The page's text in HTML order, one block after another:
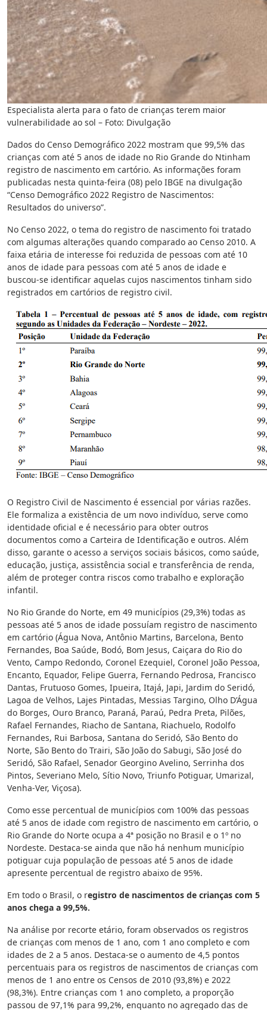
Especialista alerta para o fato de crianças terem maior
vulnerabilidade ao sol – Foto: Divulgação
Dados do Censo Demográfico 2022 mostram que 99,5% das
crianças com até 5 anos de idade no Rio Grande do Ntinham
registro de nascimento em cartório. As informações foram
publicadas nesta quinta-feira (08) pelo IBGE na divulgação
“Censo Demográfico 2022 Registro de Nascimentos:
Resultados do universo”.
No Censo 2022, o tema do registro de nascimento foi tratado
com algumas alterações quando comparado ao Censo 2010. A
faixa etária de interesse foi reduzida de pessoas com até 10
anos de idade para pessoas com até 5 anos de idade e
buscou-se identificar aquelas cujos nascimentos tinham sido
registrados em cartórios de registro civil.
O Registro Civil de Nascimento é essencial por várias razões.
Ele formaliza a existência de um novo indivíduo, serve como
identidade oficial e é necessário para obter outros
documentos como a Carteira de Identificação e outros. Além
disso, garante o acesso a serviços sociais básicos, como saúde,
educação, justiça, assistência social e transferência de renda,
além de proteger contra riscos como trabalho e exploração
infantil.
No Rio Grande do Norte, em 49 municípios (29,3%) todas as
pessoas até 5 anos de idade possuíam registro de nascimento
em cartório (Água Nova, Antônio Martins, Barcelona, Bento
Fernandes, Boa Saúde, Bodó, Bom Jesus, Caiçara do Rio do
Vento, Campo Redondo, Coronel Ezequiel, Coronel João Pessoa,
Encanto, Equador, Felipe Guerra, Fernando Pedrosa, Francisco
Dantas, Frutuoso Gomes, Ipueira, Itajá, Japi, Jardim do Seridó,
Lagoa de Velhos, Lajes Pintadas, Messias Targino, Olho D’Água
do Borges, Ouro Branco, Paraná, Paraú, Pedra Preta, Pilões,
Rafael Fernandes, Riacho de Santana, Riachuelo, Rodolfo
Fernandes, Rui Barbosa, Santana do Seridó, São Bento do
Norte, São Bento do Trairi, São João do Sabugi, São José do
Seridó, São Rafael, Senador Georgino Avelino, Serrinha dos
Pintos, Severiano Melo, Sítio Novo, Triunfo Potiguar, Umarizal,
Venha-Ver, Viçosa).
Como esse percentual de municípios com 100% das pessoas
até 5 anos de idade com registro de nascimento em cartório, o
Rio Grande do Norte ocupa a 4ª posição no Brasil e o 1º no
Nordeste. Destaca-se ainda que não há nenhum município
potiguar cuja população de pessoas até 5 anos de idade
apresente percentual de registro abaixo de 95%.
Em todo o Brasil, o registro de nascimentos de crianças com 5
anos chega a 99,5%.
Na análise por recorte etário, foram observados os registros
de crianças com menos de 1 ano, com 1 ano completo e com
idades de 2 a 5 anos. Destaca-se o aumento de 4,5 pontos
percentuais para os registros de nascimentos de crianças com
menos de 1 ano entre os Censos de 2010 (93,8%) e 2022
(98,3%). Entre crianças com 1 ano completo, a proporção
passou de 97,1% para 99,2%, enquanto no agregado das de